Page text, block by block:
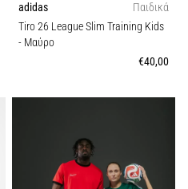
adidas
Παιδικά
Tiro 26 League Slim Training Kids
- Μαύρο
€40,00